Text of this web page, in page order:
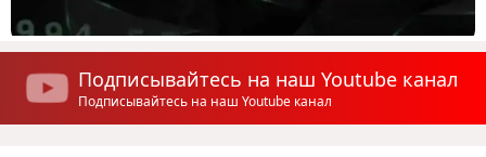
Подписывайтесь на наш Youtube канал
Подписывайтесь на наш Youtube канал